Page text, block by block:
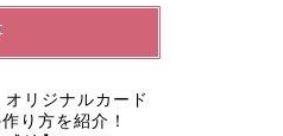
オリジナルカード
り方を紹介！